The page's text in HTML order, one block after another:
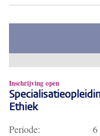
Inschrijving open
Ethiek
Periode: 6